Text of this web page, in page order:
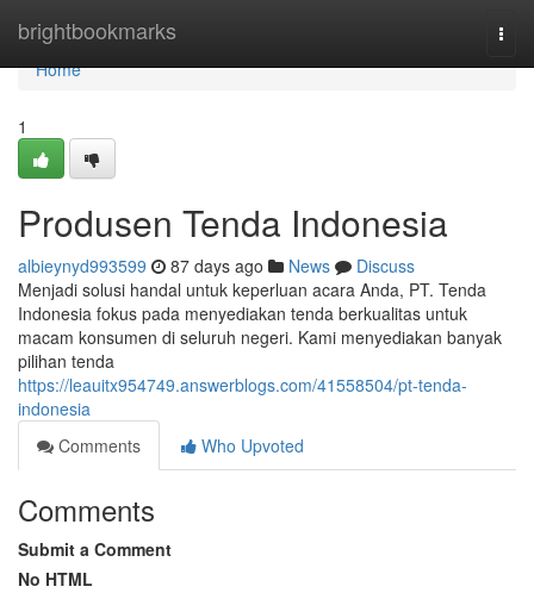
brightbookmarks
Home
Home
1
Produsen Tenda Indonesia
albieynyd993599 87 days ago News
Discuss
Menjadi solusi handal untuk keperluan acara Anda, PT. Tenda
Indonesia fokus pada menyediakan tenda berkualitas untuk
macam konsumen di seluruh negeri. Kami menyediakan banyak
pilihan tenda
https://leauitx954749.answerblogs.com/41558504/pt-tenda-
indonesia
Comments
Who Upvoted
Comments
Submit a Comment
No HTML